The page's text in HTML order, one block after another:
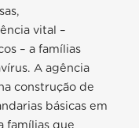
vital –
– a famílias
A agência
construção de
básicas em
famílias que